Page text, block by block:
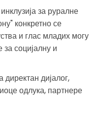
за руралне
конкретно се
и глас младих могу
за социјалну и
директан дијалог,
одлука, партнере
кориснике.